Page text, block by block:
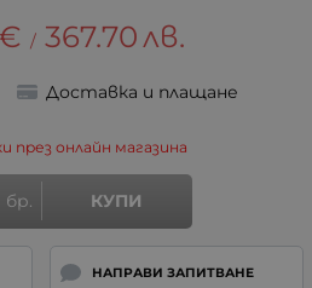
€ / 367.70 лв.
Доставка и плащане
през онлайн магазина
бр. КУПИ
НАПРАВИ ЗАПИТВАНЕ